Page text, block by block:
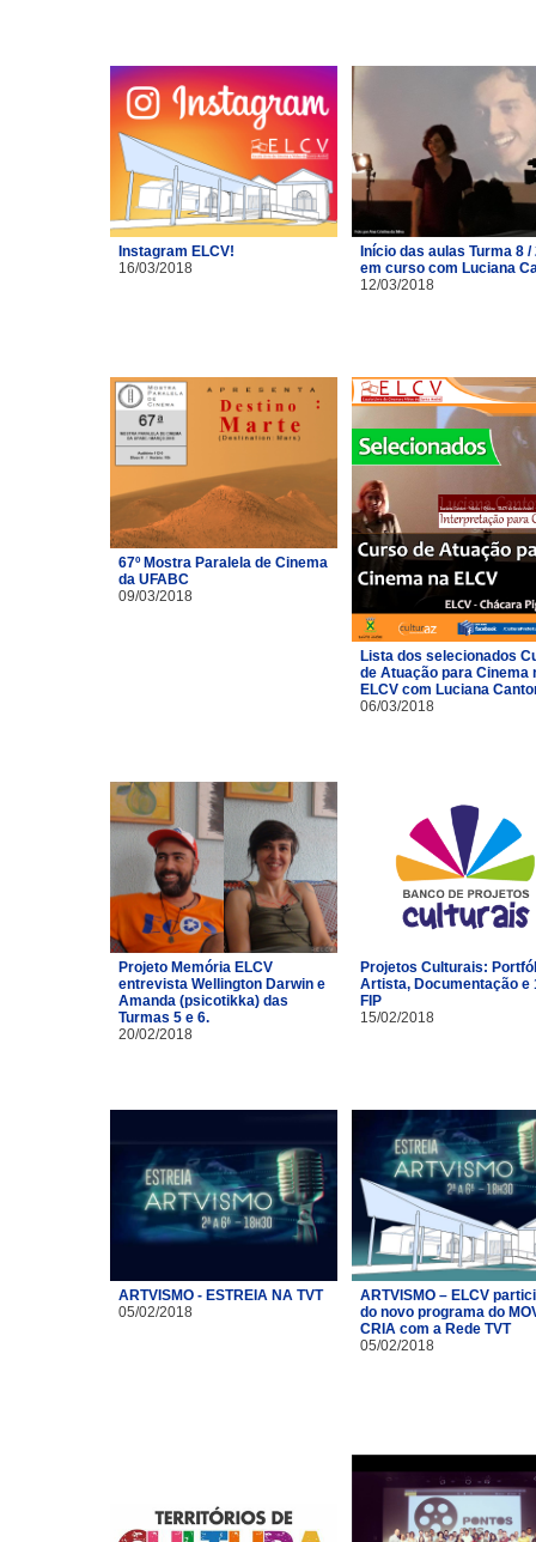
Instagram ELCV!
16/03/2018
Início das aulas Turma 8 /
em curso com Luciana
12/03/2018
67º Mostra Paralela de Cinema
da UFABC
09/03/2018
Lista dos selecionados
de Atuação para Cinema
ELCV com Luciana
06/03/2018
Projeto Memória ELCV
entrevista Wellington Darwin e
Amanda (psicotikka) das
Turmas 5 e 6.
20/02/2018
Projetos Culturais:
Artista, Documentação e
FIP
15/02/2018
ARTVISMO - ESTREIA NA TVT
05/02/2018
ARTVISMO – ELCV
do novo programa do
CRIA com a Rede TVT
05/02/2018